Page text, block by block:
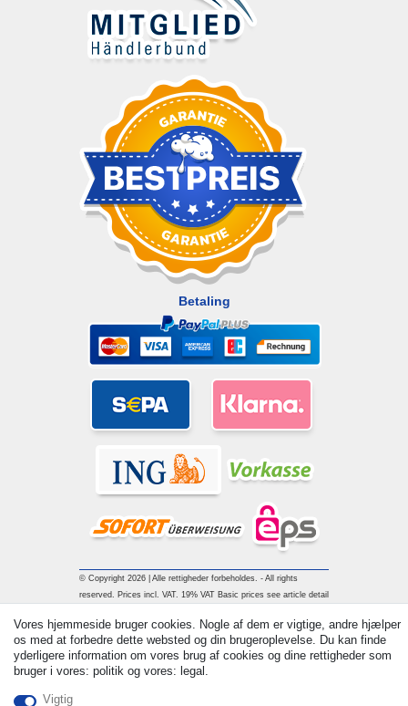
Betaling
© Copyright 2026 | Alle rettigheder forbeholdes. - All rights
reserved. Prices incl. VAT. 19% VAT Basic prices see article detail
Vores hjemmeside bruger cookies. Nogle af dem er vigtige, andre hjælper
os med at forbedre dette websted og din brugeroplevelse. Du kan finde
yderligere information om vores brug af cookies og dine rettigheder som
bruger i vores: politik og vores: legal.
Vigtig
Withdraw from contract here Kontakt